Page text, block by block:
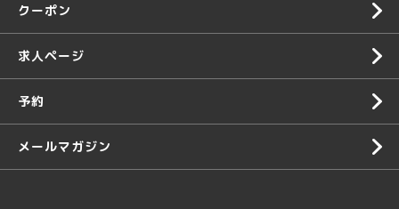
クーポン
求人ページ
予約
メールマガジン